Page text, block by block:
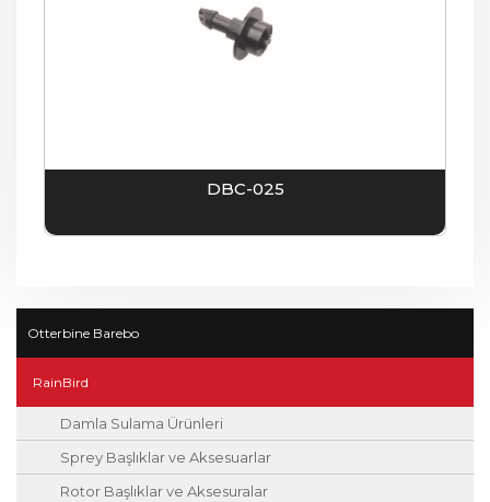
DBC-025
Otterbine Barebo
RainBird
Damla Sulama Ürünleri
Sprey Başlıklar ve Aksesuarlar
Rotor Başlıklar ve Aksesuralar